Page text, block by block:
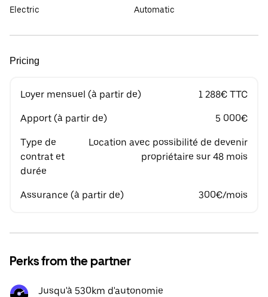
Electric
Automatic
Pricing
Loyer mensuel (à partir de) 1 288€ TTC
Apport (à partir de) 5 000€
Type de
contrat et
durée
Location avec possibilité de devenir
propriétaire sur 48 mois
Assurance (à partir de) 300€/mois
Perks from the partner
Jusqu'à 530km d'autonomie